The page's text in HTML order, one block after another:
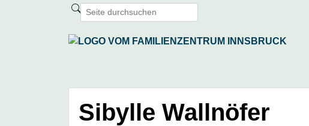
Sibylle Wallnöfer